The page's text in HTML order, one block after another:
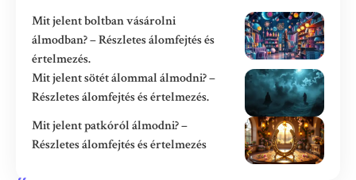
Mit jelent boltban vásárolni
álmodban? – Részletes álomfejtés és
értelmezés.
Mit jelent sötét álommal álmodni? –
Részletes álomfejtés és értelmezés.
Mit jelent patkóról álmodni? –
Részletes álomfejtés és értelmezés